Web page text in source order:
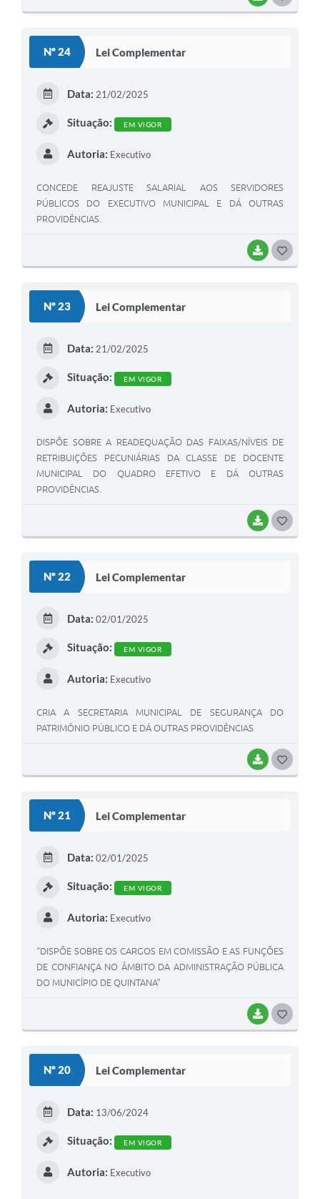
Nº 24 Lei Complementar
BAIXAR
Data: 21/02/2025
Situação: EM VIGOR
Autoria: Executivo
CONCEDE REAJUSTE SALARIAL AOS SERVIDORES
PÚBLICOS DO EXECUTIVO MUNICIPAL E DÁ OUTRAS
PROVIDÊNCIAS.
Nº 23 Lei Complementar
BAIXAR
Data: 21/02/2025
Situação: EM VIGOR
Autoria: Executivo
DISPÕE SOBRE A READEQUAÇÃO DAS FAIXAS/NÍVEIS DE
RETRIBUIÇÕES PECUNIÁRIAS DA CLASSE DE DOCENTE
MUNICIPAL DO QUADRO EFETIVO E DÁ OUTRAS
PROVIDÊNCIAS.
Nº 22 Lei Complementar
BAIXAR
Data: 02/01/2025
Situação: EM VIGOR
Autoria: Executivo
CRIA A SECRETARIA MUNICIPAL DE SEGURANÇA DO
PATRIMÔNIO PÚBLICO E DÁ OUTRAS PROVIDÊNCIAS
Nº 21 Lei Complementar
BAIXAR
Data: 02/01/2025
Situação: EM VIGOR
Autoria: Executivo
“DISPÕE SOBRE OS CARGOS EM COMISSÃO E AS FUNÇÕES
DE CONFIANÇA NO ÂMBITO DA ADMINISTRAÇÃO PÚBLICA
DO MUNICÍPIO DE QUINTANA”
Nº 20 Lei Complementar
Data: 13/06/2024
Situação: EM VIGOR
Autoria: Executivo